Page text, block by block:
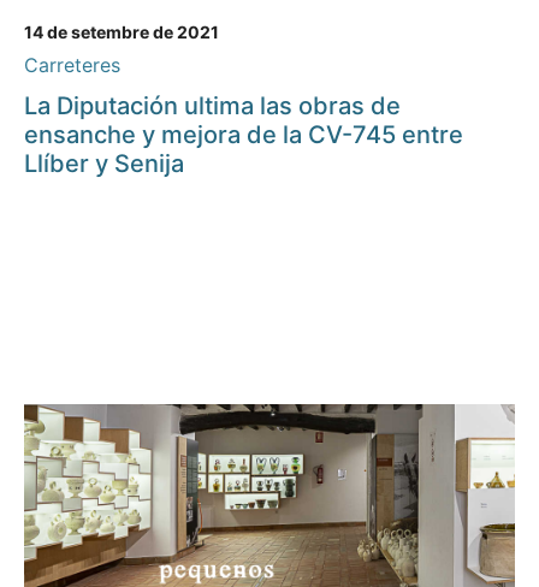
14 de setembre de 2021
Carreteres
La Diputación ultima las obras de
ensanche y mejora de la CV-745 entre
Llíber y Senija